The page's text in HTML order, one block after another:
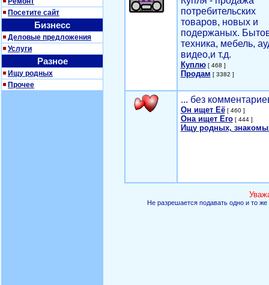
Посетите сайт
Бизнесс
Деловые предложения
Услуги
Разное
Ищу родных
Прочее
потребительских
товаров, новых и
подержаных.
техника, мебель,
видео,и т.д.
Куплю[ 468 ]
Продам [ 3382 ]
... без
Он ищет Её[ 460 ]
Она ищет Его[ 444 ]
Ищу родных,
Не разрешается подавать одно и то